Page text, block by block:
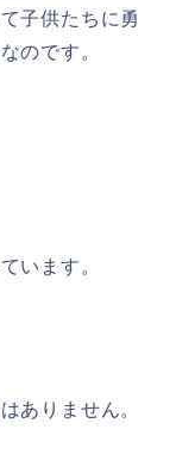
子供たちに勇
のです。
います。
ありません。